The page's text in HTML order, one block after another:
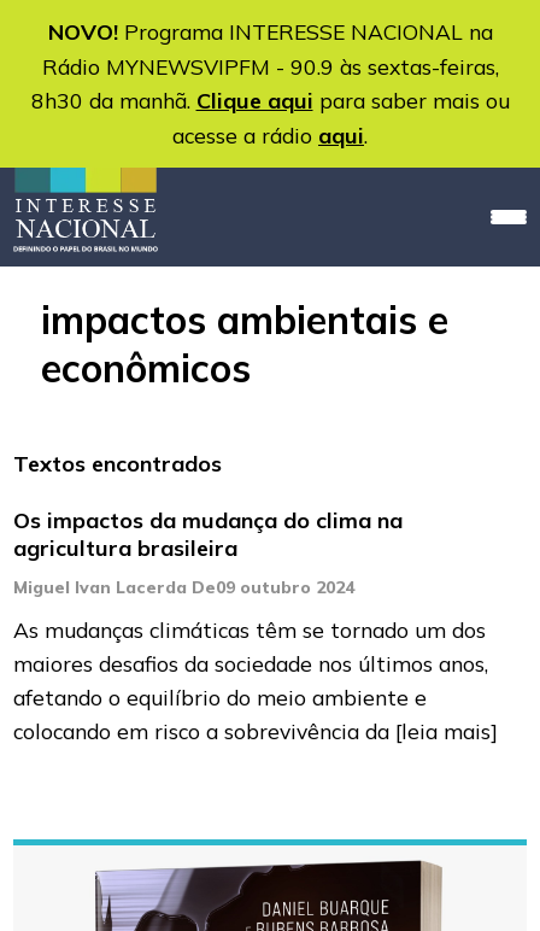
NOVO!Programa INTERESSE NACIONAL na
Rádio MYNEWSVIPFM - 90.9 às sextas-feiras,
8h30 da manhã. Clique aqui para saber mais ou
acesse a rádio aqui.
impactos ambientais e
econômicos
Textos encontrados
Os impactos da mudança do clima na
agricultura brasileira
Miguel Ivan Lacerda De09 outubro 2024
As mudanças climáticas têm se tornado um dos
maiores desafios da sociedade nos últimos anos,
afetando o equilíbrio do meio ambiente e
colocando em risco a sobrevivência da [leia mais]